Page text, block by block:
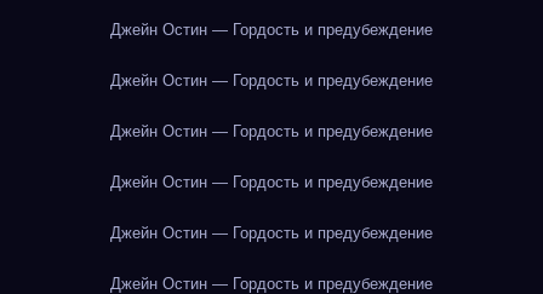
Джейн Остин — Гордость и предубеждение
Джейн Остин — Гордость и предубеждение
Джейн Остин — Гордость и предубеждение
Джейн Остин — Гордость и предубеждение
Джейн Остин — Гордость и предубеждение
Джейн Остин — Гордость и предубеждение